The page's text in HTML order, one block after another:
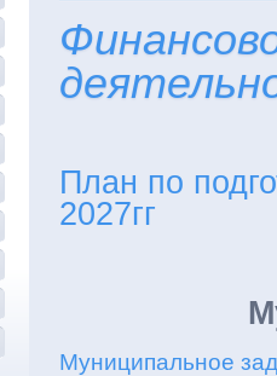
План по
2027гг
Муниципальное